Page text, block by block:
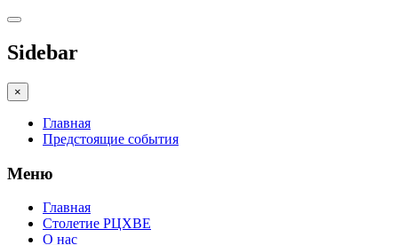
Sidebar
×
Главная
Предстоящие события
Меню
Главная
Столетие РЦХВЕ
О нас